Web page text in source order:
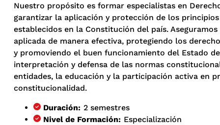
Nuestro propósito es formar especialistas en
garantizar la aplicación y protección de los
establecidos en la Constitución del país.
aplicada de manera efectiva, protegiendo los
y promoviendo el buen funcionamiento del Estado
interpretación y defensa de las normas
entidades, la educación y la participación activa en
constitucionalidad.
Duración: 2 semestres
Nivel de Formación: Especialización